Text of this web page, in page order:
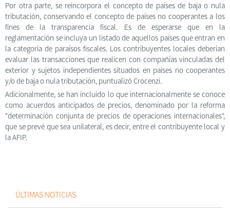
Por otra parte, se reincorpora el concepto de países de baja o nula
tributación, conservando el concepto de países no cooperantes a los
fines de la transparencia fiscal. Es de esperarse que en la
reglamentación se incluya un listado de aquellos países que entran en
la categoría de paraísos fiscales. Los contribuyentes locales deberían
evaluar las transacciones que realicen con compañías vinculadas del
exterior y sujetos independientes situados en países no cooperantes
y/o de baja o nula tributación, puntualizó Crocenzi.
Adicionalmente, se han incluido lo que internacionalmente se conoce
como acuerdos anticipados de precios, denominado por la reforma
"determinación conjunta de precios de operaciones internacionales",
que se prevé que sea unilateral, es decir, entre el contribuyente local y
la AFIP.
ÚLTIMAS NOTICIAS